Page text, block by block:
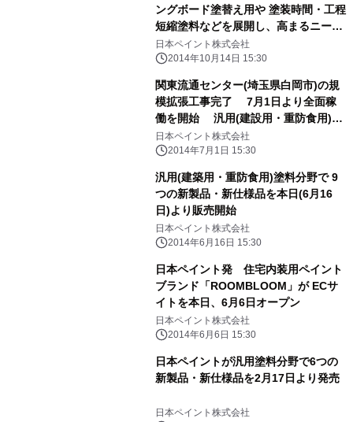
ングボード塗替え用や 塗装時間・工程
短縮塗料などを展開し、高まるニーズ
に対応 10月14日から汎用(建築用・
重防食用)塗料分野で 9つの新製品・新
日本ペイント株式会社
2014年10月14日 15:30
関東流通センター(埼玉県白岡市)の規
模拡張工事完了 7月1日より全面稼
働を開始 汎用(建設用・重防食用)塗
料の納期短縮を実現
日本ペイント株式会社
2014年7月1日 15:30
汎用(建築用・重防食用)塗料分野で 9
つの新製品・新仕様品を本日(6月16
日)より販売開始
日本ペイント株式会社
2014年6月16日 15:30
日本ペイント発 住宅内装用ペイント
ブランド「ROOMBLOOM」が ECサ
イトを本日、6月6日オープン
日本ペイント株式会社
2014年6月6日 15:30
日本ペイントが汎用塗料分野で6つの
新製品・新仕様品を2月17日より発売
日本ペイント株式会社